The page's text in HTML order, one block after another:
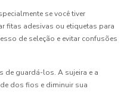
se você tiver
fitas adesivas ou etiquetas para
de seleção e evitar confusões
de guardá-los. A sujeira e a
dos fios e diminuir sua